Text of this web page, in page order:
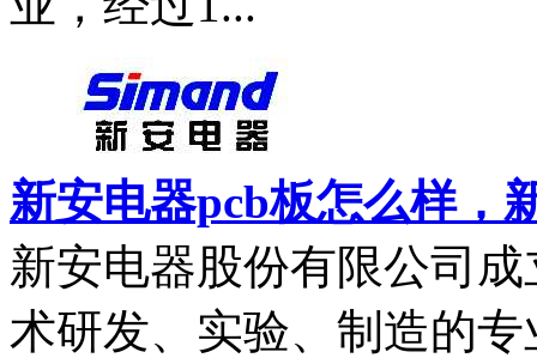
新安电器pcb板怎么样，
新安电器股份有限公司
术研发、实验、制造的